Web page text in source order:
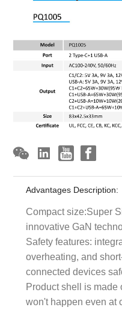
Advantages Description:
Compact size:Super
innovative GaN
Safety features:
overheating, and
connected devices
Product shell is made
won't happen even at